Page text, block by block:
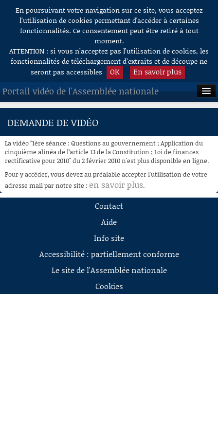
Aller au contenu
En poursuivant votre navigation sur ce site, vous acceptez
l’utilisation de cookies permettant d'accéder à certaines
fonctionnalités. Ce consentement peut être retiré à tout
moment.
ATTENTION : si vous n’acceptez pas l’utilisation de cookies, les
fonctionnalités de téléchargement d’extraits et de découpe ne
seront pas accessibles
OK En savoir plus
Portail vidéo de l'Assemblée nationale
ACCUEIL
À LA DEMANDE
RECHERCHE
AIDE À LA DÉCOUPE
DE VIDÉOS
DEMANDE DE VIDÉO
La vidéo "1ère séance : Questions au gouvernement ; Application du
cinquième alinéa de l’article 13 de la Constitution ; Loi de finances
rectificative pour 2010" du 2 février 2010 n'est plus disponible en ligne.
Pour y accéder, vous devez au préalable accepter l'utilisation de votre
adresse mail par notre site : en savoir plus.
Contact
Aide
Info site
Accessibilité : partiellement conforme
Le site de l'Assemblée nationale
Cookies